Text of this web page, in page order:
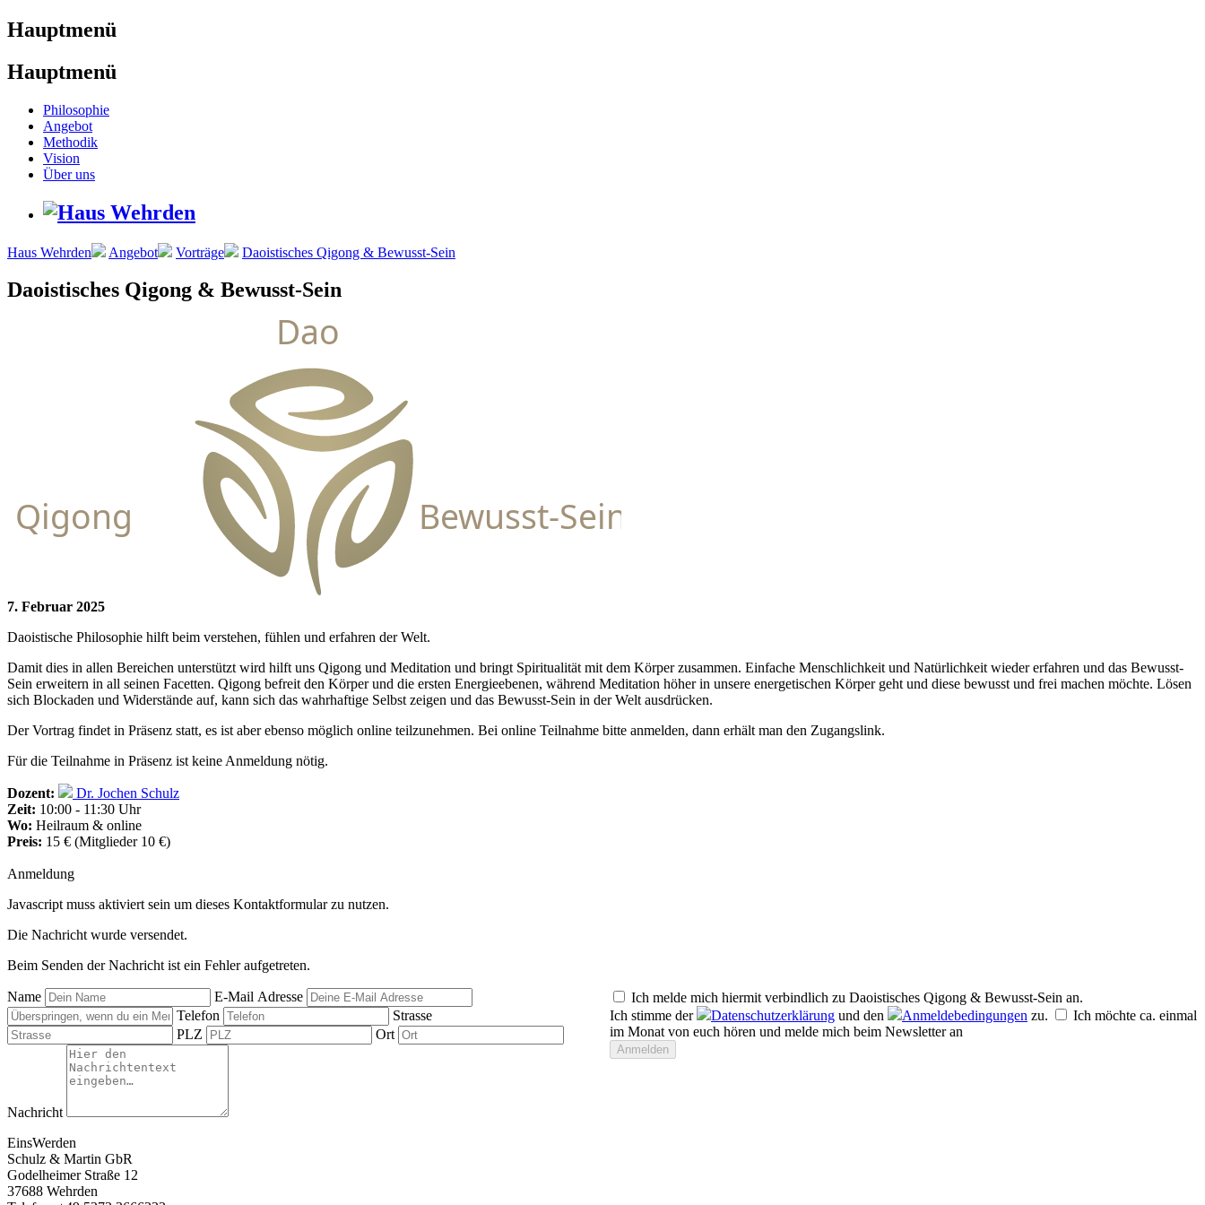
Hauptmenü
Hauptmenü
Philosophie
Angebot
Methodik
Vision
Über uns
Haus Wehrden Angebot Vorträge Daoistisches Qigong & Bewusst-Sein
Daoistisches Qigong & Bewusst-Sein
Dao
Qigong Bewusst-Sein
7. Februar 2025
Daoistische Philosophie hilft beim verstehen, fühlen und erfahren der Welt.
Damit dies in allen Bereichen unterstützt wird hilft uns Qigong und Meditation und bringt Spiritualität mit dem Körper zusammen. Einfache Menschlichkeit und Natürlichkeit wieder erfahren und das Bewusst-
Sein erweitern in all seinen Facetten. Qigong befreit den Körper und die ersten Energieebenen, während Meditation höher in unsere energetischen Körper geht und diese bewusst und frei machen möchte. Lösen
sich Blockaden und Widerstände auf, kann sich das wahrhaftige Selbst zeigen und das Bewusst-Sein in der Welt ausdrücken.
Der Vortrag findet in Präsenz statt, es ist aber ebenso möglich online teilzunehmen. Bei online Teilnahme bitte anmelden, dann erhält man den Zugangslink.
Für die Teilnahme in Präsenz ist keine Anmeldung nötig.
Dozent:
Dr. Jochen Schulz
Zeit: 10:00 - 11:30 Uhr
Wo: Heilraum & online
Preis: 15 € (Mitglieder 10 €)
Anmeldung
Javascript muss aktiviert sein um dieses Kontaktformular zu nutzen.
Die Nachricht wurde versendet.
Beim Senden der Nachricht ist ein Fehler aufgetreten.
Name
E-Mail Adresse
Telefon
Strasse
PLZ
Ort
Nachricht
Ich melde mich hiermit verbindlich zu Daoistisches Qigong & Bewusst-Sein an.
Ich stimme der
Datenschutzerklärung und den Anmeldebedingungen zu.
im Monat von euch hören und melde mich beim Newsletter an
Anmelden
EinsWerden
Schulz & Martin GbR
Godelheimer Straße 12
37688 Wehrden